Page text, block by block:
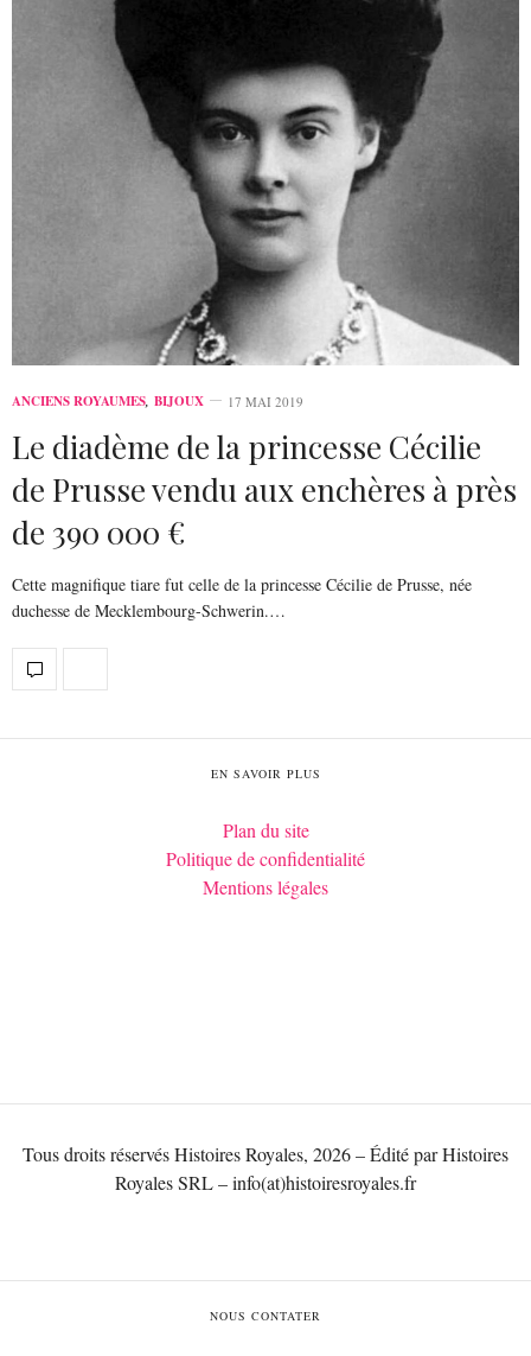
ANCIENS ROYAUMES, BIJOUX 17 MAI 2019
Le diadème de la princesse Cécilie
de Prusse vendu aux enchères à près
de 390 000 €
Cette magnifique tiare fut celle de la princesse Cécilie de Prusse, née
duchesse de Mecklembourg-Schwerin.…
EN SAVOIR PLUS
Plan du site
Politique de confidentialité
Mentions légales
Tous droits réservés Histoires Royales, 2026 – Édité par Histoires
Royales SRL – info(at)histoiresroyales.fr
NOUS CONTATER